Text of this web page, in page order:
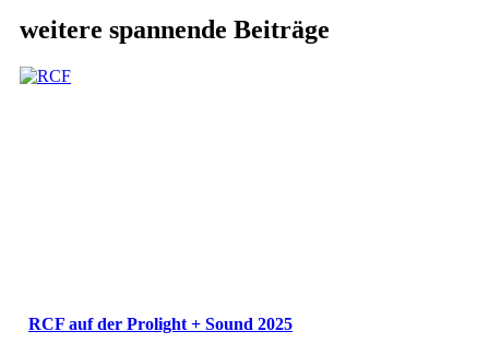
weitere spannende Beiträge
RCF auf der Prolight + Sound 2025